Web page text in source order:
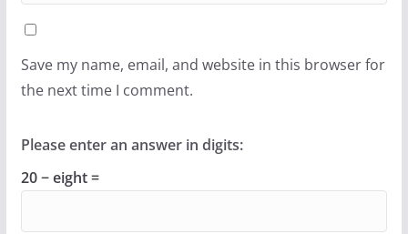
Save my name, email, and website in this browser for
the next time I comment.
Please enter an answer in digits:
20 − eight =